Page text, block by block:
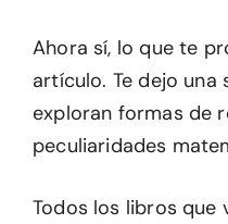
Ahora sí, lo que te
artículo. Te dejo una
exploran formas de
peculiaridades
Todos los libros que